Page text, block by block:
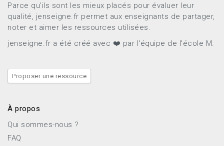
Parce qu’ils sont les mieux placés pour évaluer leur
qualité, jenseigne.fr permet aux enseignants de partager,
noter et aimer les ressources utilisées.
jenseigne.fr a été créé avec ❤️ par l'équipe de l'école M.
Proposer une ressource
À propos
Qui sommes-nous ?
FAQ